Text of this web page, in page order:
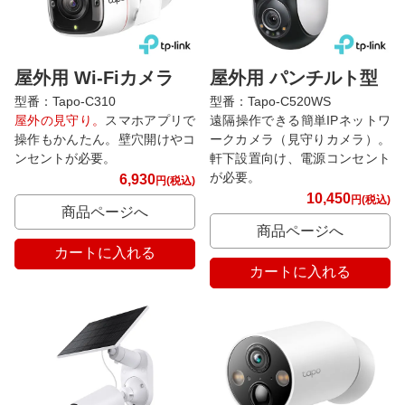
屋外用 Wi-Fiカメラ
型番：Tapo-C310
屋外の見守り。 スマホアプリで
操作もかんたん。壁穴開けやコ
ンセントが必要。
6,930円(税込)
商品ページへ
カートに入れる
屋外用 パンチルト型
型番：Tapo-C520WS
遠隔操作できる簡単IPネットワ
ークカメラ（見守りカメラ）。
軒下設置向け、電源コンセント
が必要。
10,450円(税込)
商品ページへ
カートに入れる